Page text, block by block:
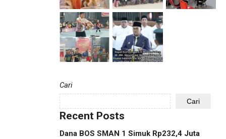
Cari
Cari
Recent Posts
Dana BOS SMAN 1 Simuk Rp232,4 Juta